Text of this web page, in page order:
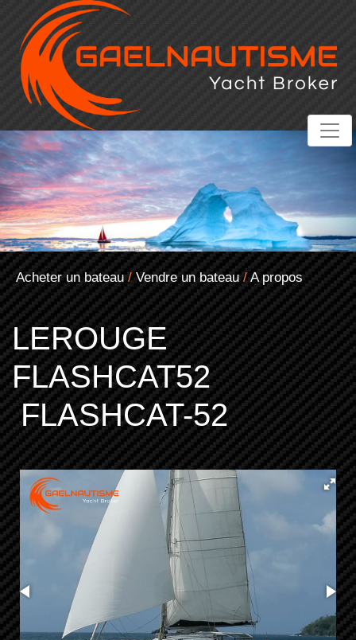
Acheter un bateau / Vendre un bateau / A propos
LEROUGE
FLASHCAT52
FLASHCAT-52